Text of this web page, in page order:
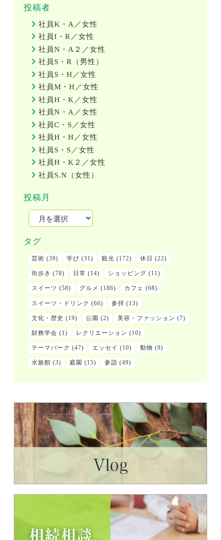
投稿者
社員K・A／女性
社員I・R／女性
社員N・A２／女性
社員S・R（男性）
社員S・H／女性
社員M・H／女性
社員H・K／女性
社員N・A／女性
社員C・S／女性
社員H・H／女性
社員S・S／女性
社員H・K２／女性
社員S.N（女性）
投稿月
タグ
芸術 (39) 学び (31) 観光 (172) 休日 (22)
街歩き (78) 日常 (14) ショッピング (11)
スイーツ (58) グルメ (186) カフェ (68)
スイーツ・ドリンク (66) 参拝 (13)
文化・歴史 (19) 公園 (2) 美容・ファッション (7)
財務学会 (1) レクリエーション (10)
テーマパーク (47) エッセイ (10) 動物 (9)
水族館 (3) 庭園 (15) 参詣 (49)